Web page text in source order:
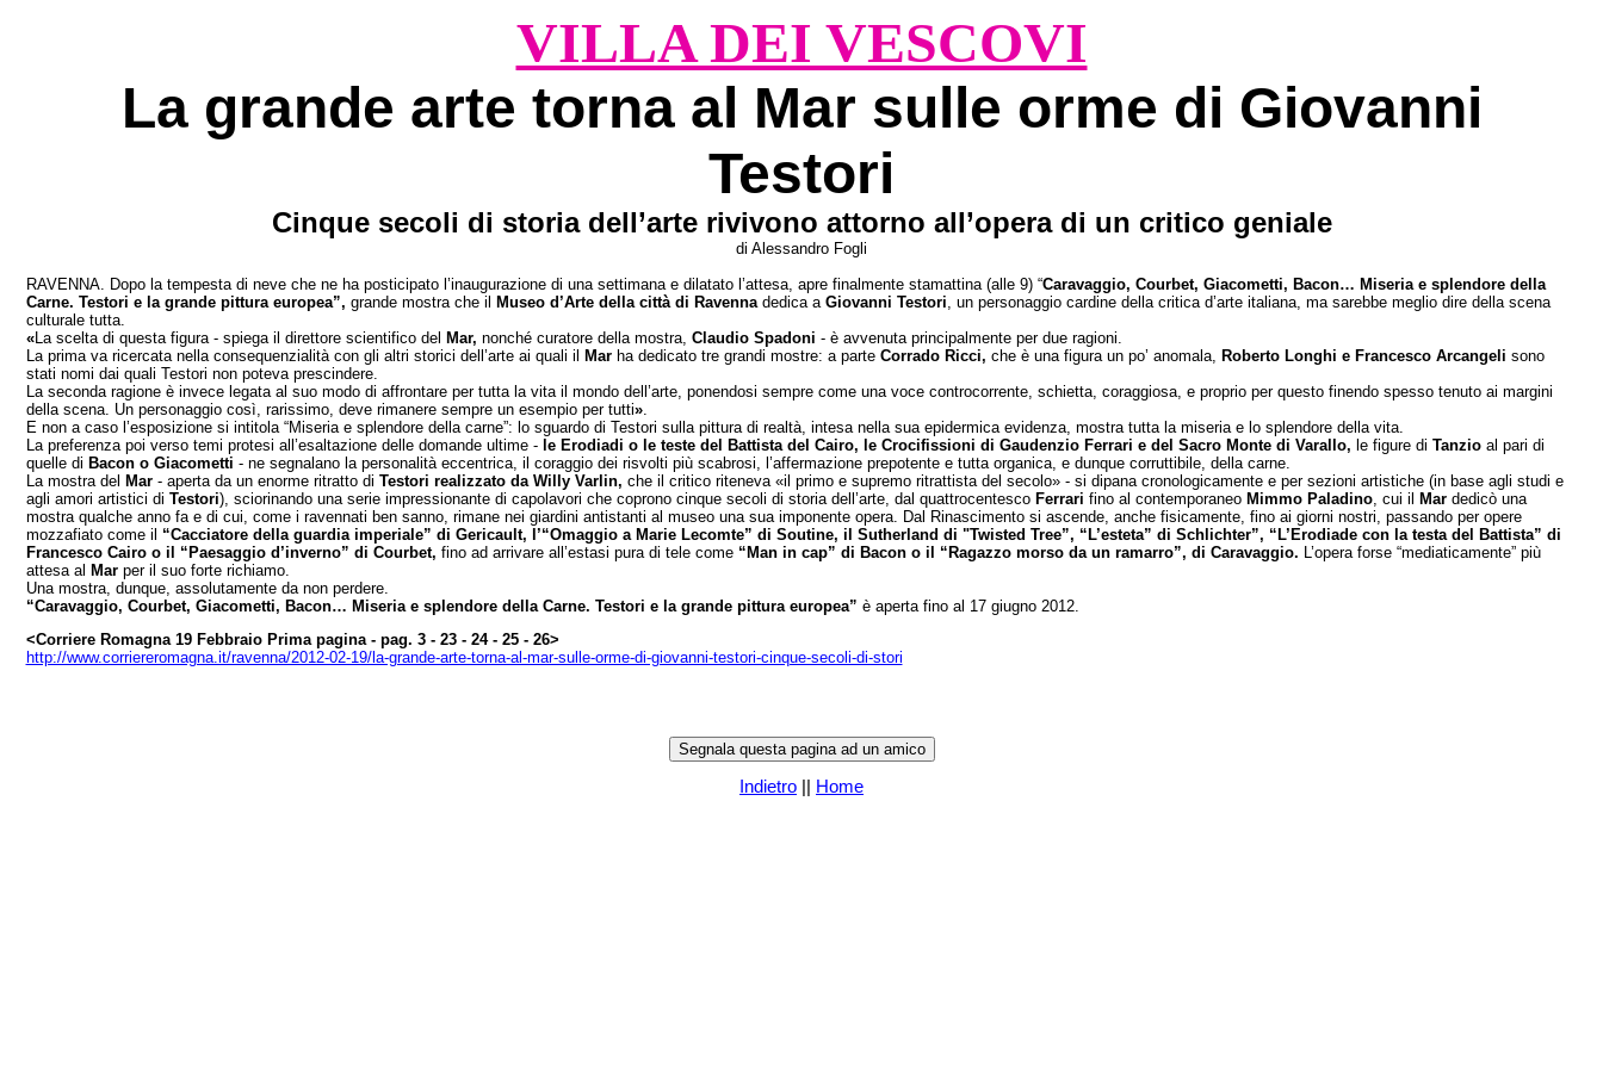
VILLA DEI VESCOVI
La grande arte torna al Mar sulle orme di Giovanni
Testori
Cinque secoli di storia dell’arte rivivono attorno all’opera di un critico geniale
di Alessandro Fogli
RAVENNA. Dopo la tempesta di neve che ne ha posticipato l’inaugurazione di una settimana e dilatato l’attesa, apre finalmente stamattina (alle 9) “Caravaggio, Courbet, Giacometti, Bacon… Miseria e splendore della
Carne. Testori e la grande pittura europea”, grande mostra che il Museo d’Arte della città di Ravennadedica a Giovanni Testori, un personaggio cardine della critica d’arte italiana, ma sarebbe meglio dire della scena
culturale tutta.
«La scelta di questa figura - spiega il direttore scientifico del Mar, nonché curatore della mostra, Claudio Spadoni - è avvenuta principalmente per due ragioni.
La prima va ricercata nella consequenzialità con gli altri storici dell’arte ai quali il
Marha dedicato tre grandi mostre: a parte Corrado Ricci, che è una figura un po’ anomala, Roberto Longhi e Francesco Arcangeli sono
stati nomi dai quali Testori non poteva prescindere.
La seconda ragione è invece legata al suo modo di affrontare per tutta la vita il mondo dell’arte, ponendosi sempre come una voce controcorrente, schietta, coraggiosa, e proprio per questo finendo spesso tenuto ai margini
della scena. Un personaggio così, rarissimo, deve rimanere sempre un esempio per tutti».
E non a caso l’esposizione si intitola “Miseria e splendore della carne”: lo sguardo di Testori sulla pittura di realtà, intesa nella sua epidermica evidenza, mostra tutta la miseria e lo splendore della vita.
La preferenza poi verso temi protesi all’esaltazione delle domande ultime - le Erodiadi o le teste del Battista del Cairo, le Crocifissioni di Gaudenzio Ferrari e del Sacro Monte di Varallo, le figure di Tanzioal pari di
quelle di Bacon o Giacometti - ne segnalano la personalità eccentrica, il coraggio dei risvolti più scabrosi, l’affermazione prepotente e tutta organica, e dunque corruttibile, della carne.
La mostra del Mar - aperta da un enorme ritratto di Testori realizzato da Willy Varlin, che il critico riteneva «il primo e supremo ritrattista del secolo» - si dipana cronologicamente e per sezioni artistiche (in base agli studi e
agli amori artistici di Testori), sciorinando una serie impressionante di capolavori che coprono cinque secoli di storia dell’arte, dal quattrocentesco Ferrari fino al contemporaneo Mimmo Paladino, cui il Mar dedicò una
mostra qualche anno fa e di cui, come i ravennati ben sanno, rimane nei giardini antistanti al museo una sua imponente opera. Dal Rinascimento si ascende, anche fisicamente, fino ai giorni nostri, passando per opere
mozzafiato come il “Cacciatore della guardia imperiale” di Gericault, l’“Omaggio a Marie Lecomte” di Soutine, il Sutherland di "Twisted Tree”, “L’esteta” di Schlichter”, “L’Erodiade con la testa del Battista” di
Francesco Cairo o il “Paesaggio d’inverno” di Courbet, fino ad arrivare all’estasi pura di tele come “Man in cap” di Bacon o il “Ragazzo morso da un ramarro”, di Caravaggio. L’opera forse “mediaticamente” più
attesa al Marper il suo forte richiamo.
Una mostra, dunque, assolutamente da non perdere.
“Caravaggio, Courbet, Giacometti, Bacon… Miseria e splendore della Carne. Testori e la grande pittura europea” è aperta fino al 17 giugno 2012.
<Corriere Romagna 19 Febbraio Prima pagina - pag. 3 - 23 - 24 - 25 - 26>
http://www.corriereromagna.it/ravenna/2012-02-19/la-grande-arte-torna-al-mar-sulle-orme-di-giovanni-testori-cinque-secoli-di-stori
Indietro Home